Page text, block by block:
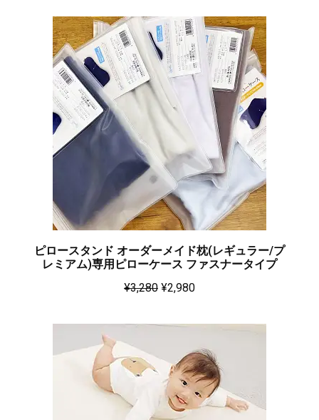
ピロースタンド オーダーメイド枕(レギュラー/プ
レミアム)専用ピローケース ファスナータイプ
¥3,280 ¥2,980